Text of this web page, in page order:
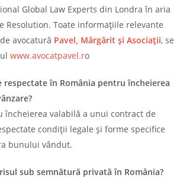
Global Law Experts din Londra în aria
Resolution. Toate informațiile relevante
avocatură Pavel, Mărgărit și Asociații, se
www.avocatpavel.ro
în România pentru încheierea
încheierea valabilă a unui contract de
condiții legale și forme specifice
bunului vândut.
sub semnătură privată în România?